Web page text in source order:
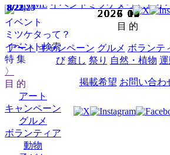
イベント
ミツケタって？
イベント検索
特 集
〉
目 的
アート
キャンペーン
グルメ
ボランティア
動物
HOME イベントミツケタって？ イ
目 的
アート キャンペーン グルメ ボランテ
び 癒し 祭り 自然・植物
掲載希望 お問い合わ
2025 02
2025 03
2025 04
2025 05
2025 06
2025 07
2025 08
2025 09
2025 10
2025 11
2025 12
2026 01
2026 02
2026 03
2026 04
2026 05
2026 06
2026 07
2026 08
2026 09
2026 10
2026 11
2026 12
2027 01
2027 02
2027 03
8/22
8/22
8/22
8/22
8/22
8/22
8/22
8/22
8/22,23